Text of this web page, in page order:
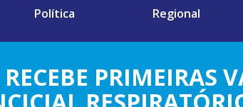
Política Regional
PRIMEIRAS